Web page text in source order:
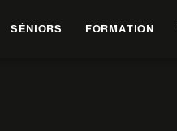
SÉNIORS FORMATION